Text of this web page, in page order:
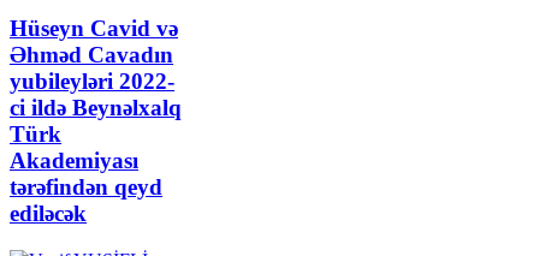
Hüseyn Cavid və
Əhməd Cavadın
yubileyləri 2022-
ci ildə Beynəlxalq
Türk
Akademiyası
tərəfindən qeyd
ediləcək